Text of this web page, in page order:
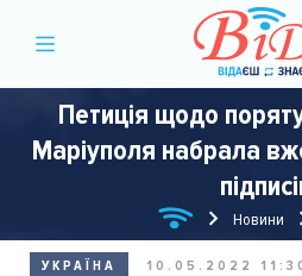
Петиція щодо
Маріуполя набрала
Новини
УКРАЇНА 10.05.2022